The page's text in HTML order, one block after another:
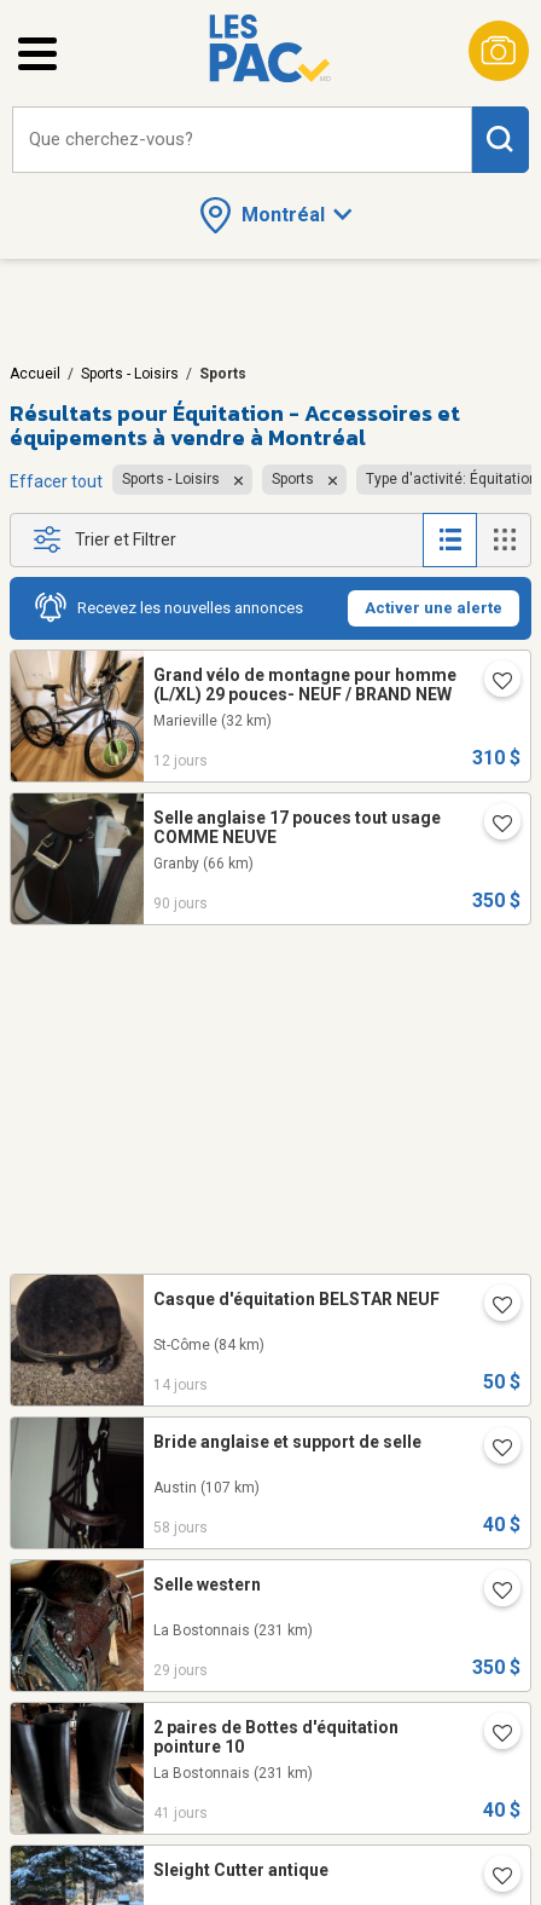
Montréal
Que cherchez-vous?
Accueil / Sports - Loisirs / Sports
Résultats pour Équitation - Accessoires et
équipements à vendre à Montréal
Effacer tout Sports - Loisirs Sports Type d'activité: Équitation
Trier et Filtrer
Recevez les nouvelles annonces Activer une alerte
Grand vélo de montagne pour homme
(L/XL) 29 pouces- NEUF / BRAND NEW
Marieville (32 km)
12 jours 310 $
Selle anglaise 17 pouces tout usage
COMME NEUVE
Granby (66 km)
90 jours 350 $
Casque d'équitation BELSTAR NEUF
St-Côme (84 km)
14 jours 50 $
Bride anglaise et support de selle
Austin (107 km)
58 jours 40 $
Selle western
La Bostonnais (231 km)
29 jours 350 $
2 paires de Bottes d'équitation
pointure 10
La Bostonnais (231 km)
41 jours 40 $
Sleight Cutter antique